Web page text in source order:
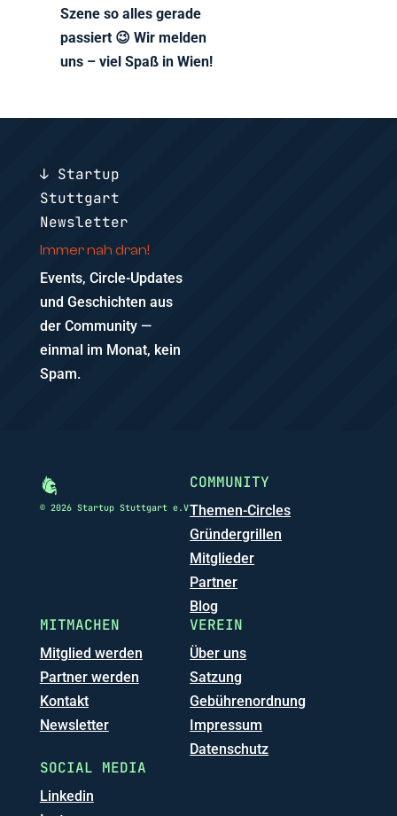
Szene so alles gerade
passiert 😉 Wir melden
uns – viel Spaß in Wien!
↓ Startup
Stuttgart
Newsletter
Immer nah dran!
Events, Circle-Updates
und Geschichten aus
der Community —
einmal im Monat, kein
Spam.
© 2026 Startup Stuttgart e.V
COMMUNITY
Themen-Circles
Gründergrillen
Mitglieder
Partner
Blog
MITMACHEN
Mitglied werden
Partner werden
Kontakt
Newsletter
VEREIN
Über uns
Satzung
Gebührenordnung
Impressum
Datenschutz
SOCIAL MEDIA
Linkedin